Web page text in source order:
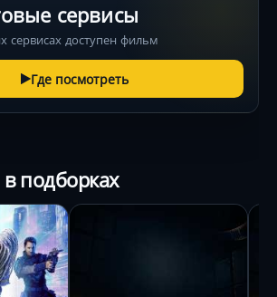
сервисы
сервисах доступен фильм
Где посмотреть
подборках